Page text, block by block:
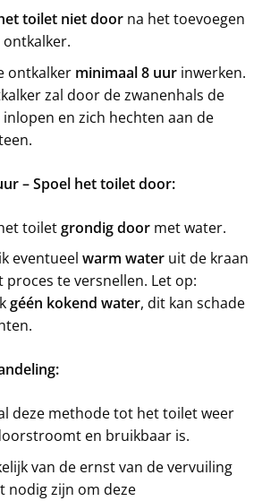
toilet niet doorna het toevoegen
ontkalker.
ontkalker minimaal 8 uurinwerken.
zal door de zwanenhals de
en zich hechten aan de
– Spoel het toilet door:
toiletgrondig doormet water.
eventueel warm wateruit de kraan
proces te versnellen. Let op:
géén kokend water, dit kan schade
deze methode tot het toilet weer
en bruikbaar is.
van de ernst van de vervuiling
nodig zijn om deze